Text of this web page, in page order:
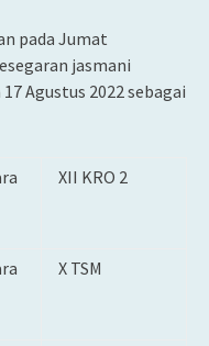
pada Jumat
jasmani
Agustus 2022 sebagai
XII KRO 2
X TSM